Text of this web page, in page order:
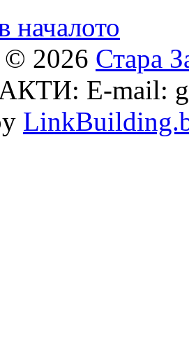
началото
2026 Стара
E-mail: